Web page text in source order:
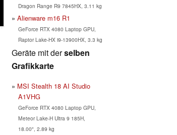
Dragon Range R9 7845HX, 3.11 kg
Alienware m16 R1
GeForce RTX 4080 Laptop GPU,
Raptor Lake-HX i9-13900HX, 3.3 kg
Geräte mit derselben
Grafikkarte
MSI Stealth 18 AI Studio
A1VHG
GeForce RTX 4080 Laptop GPU,
Meteor Lake-H Ultra 9 185H,
18.00", 2.89 kg